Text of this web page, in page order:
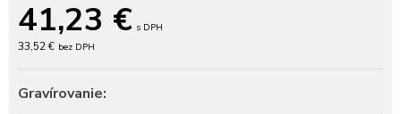
41,23 € s DPH
33,52 € bez DPH
Gravírovanie: